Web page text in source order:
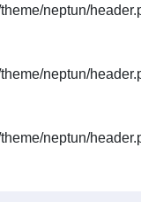
neptun/
neptun/
neptun/